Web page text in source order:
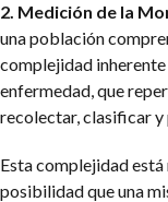
2. Medición de la
una población
complejidad
enfermedad, que
recolectar, clasificar
Esta complejidad
posibilidad que una